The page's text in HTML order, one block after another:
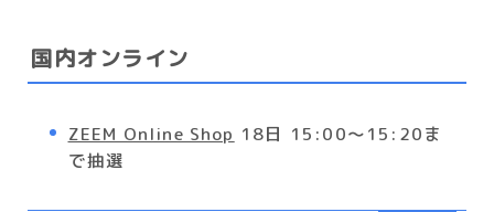
国内オンライン
ZEEM Online Shop 18日 15:00〜15:20ま
で抽選